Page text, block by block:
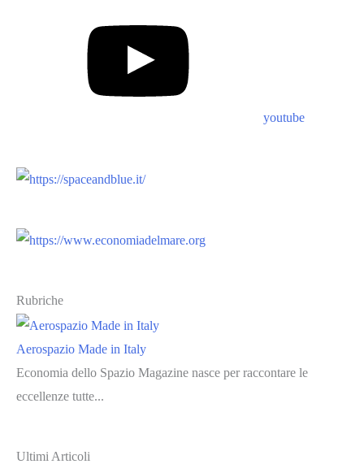
youtube
Rubriche
Aerospazio Made in Italy
Economia dello Spazio Magazine nasce per raccontare le
eccellenze tutte...
Ultimi Articoli